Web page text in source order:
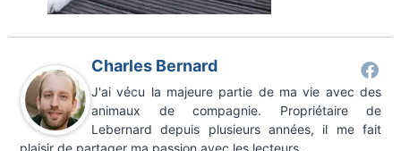
Charles Bernard
J'ai vécu la majeure partie de ma vie avec des
animaux de compagnie. Propriétaire de
Lebernard depuis plusieurs années, il me fait
plaisir de partager ma passion avec les lecteurs.